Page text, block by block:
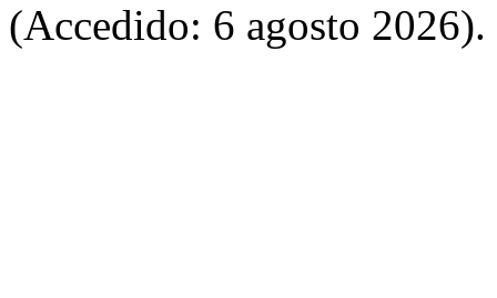
(Accedido: 6 agosto 2026).